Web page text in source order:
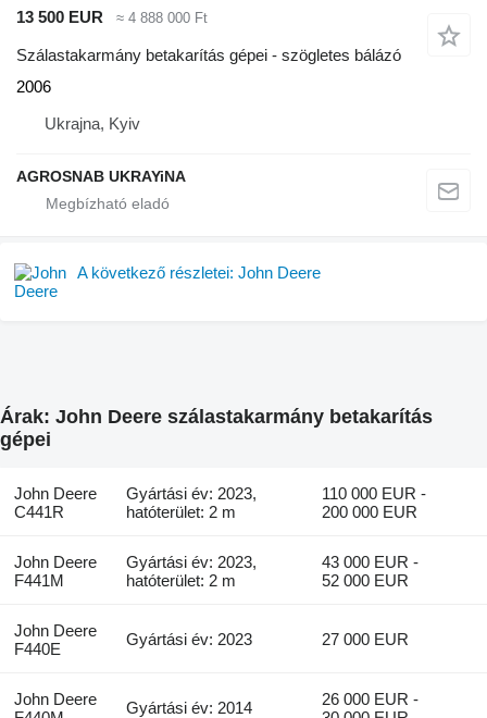
13 500 EUR
≈ 4 888 000 Ft
Szálastakarmány betakarítás gépei - szögletes bálázó
2006
Ukrajna, Kyiv
AGROSNAB UKRAYiNA
A következő részletei: John Deere
Árak: John Deere szálastakarmány betakarítás
gépei
John Deere
C441R
Gyártási év: 2023,
hatóterület: 2 m
110 000 EUR -
200 000 EUR
John Deere
F441M
Gyártási év: 2023,
hatóterület: 2 m
43 000 EUR -
52 000 EUR
John Deere
F440E
Gyártási év: 2023 27 000 EUR
John Deere
Gyártási év: 2014
26 000 EUR -